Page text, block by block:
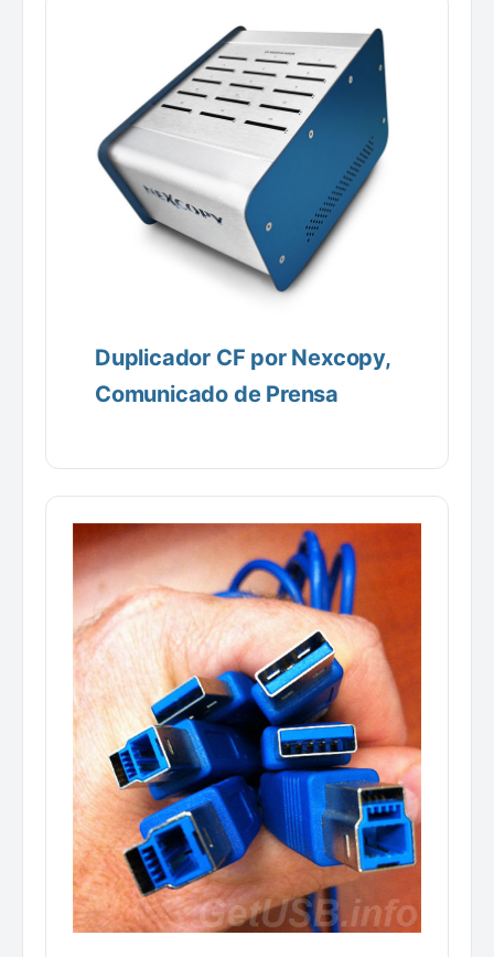
Duplicador CF por Nexcopy,
Comunicado de Prensa